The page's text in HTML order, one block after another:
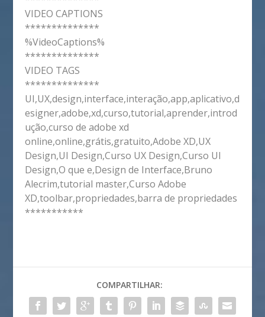
VIDEO CAPTIONS
**************
%VideoCaptions%
**************
VIDEO TAGS
**************
UI,UX,design,interface,interação,app,aplicativo,d
esigner,adobe,xd,curso,tutorial,aprender,introd
ução,curso de adobe xd
online,online,grátis,gratuito,Adobe XD,UX
Design,UI Design,Curso UX Design,Curso UI
Design,O que e,Design de Interface,Bruno
Alecrim,tutorial master,Curso Adobe
XD,toolbar,propriedades,barra de propriedades
***********
COMPARTILHAR: